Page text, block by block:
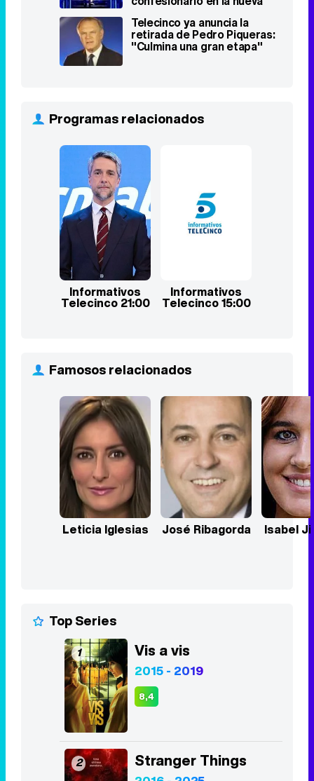
Programas relacionados
Informativos
Telecinco 21:00
Informativos
Telecinco 15:00
Famosos relacionados
Leticia Iglesias José Ribagorda Isabel
Top Series
2 Stranger Things
2016 - 2025
8,3
3 Euphoria